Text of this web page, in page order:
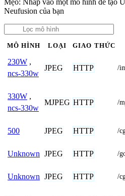
Neufusion của bạn
MÔ HÌNH LOẠI GIAO THỨC
230W ,
ncs-330w
JPEG HTTP /
330W ,
ncs-330w
MJPEG HTTP /
500 JPEG HTTP /
Unknown JPEG HTTP /
Unknown JPEG HTTP /